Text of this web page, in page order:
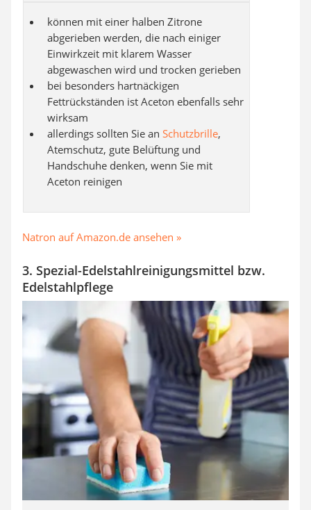
können mit einer halben Zitrone
abgerieben werden, die nach einiger
Einwirkzeit mit klarem Wasser
abgewaschen wird und trocken gerieben
bei besonders hartnäckigen
Fettrückständen ist Aceton ebenfalls sehr
wirksam
allerdings sollten Sie an Schutzbrille,
Atemschutz, gute Belüftung und
Handschuhe denken, wenn Sie mit
Aceton reinigen
Natron auf Amazon.de ansehen »
3. Spezial-Edelstahlreinigungsmittel bzw.
Edelstahlpflege